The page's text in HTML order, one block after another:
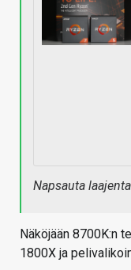
Napsauta
Näköjään 8700K:n
1800X ja